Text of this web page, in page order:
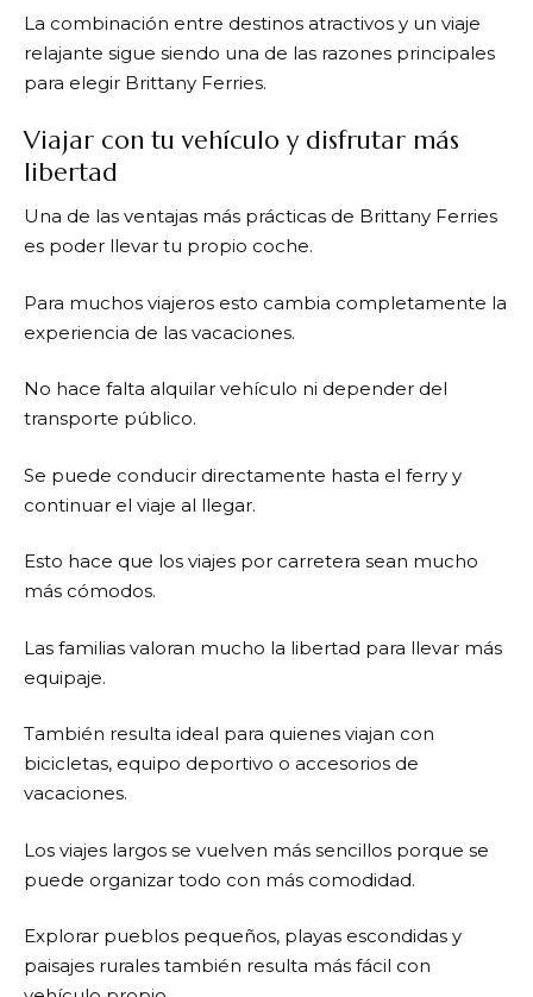
La combinación entre destinos atractivos y un viaje
relajante sigue siendo una de las razones principales
para elegir Brittany Ferries.
Viajar con tu vehículo y disfrutar más
libertad
Una de las ventajas más prácticas de Brittany Ferries
es poder llevar tu propio coche.
Para muchos viajeros esto cambia completamente la
experiencia de las vacaciones.
No hace falta alquilar vehículo ni depender del
transporte público.
Se puede conducir directamente hasta el ferry y
continuar el viaje al llegar.
Esto hace que los viajes por carretera sean mucho
más cómodos.
Las familias valoran mucho la libertad para llevar más
equipaje.
También resulta ideal para quienes viajan con
bicicletas, equipo deportivo o accesorios de
vacaciones.
Los viajes largos se vuelven más sencillos porque se
puede organizar todo con más comodidad.
Explorar pueblos pequeños, playas escondidas y
paisajes rurales también resulta más fácil con